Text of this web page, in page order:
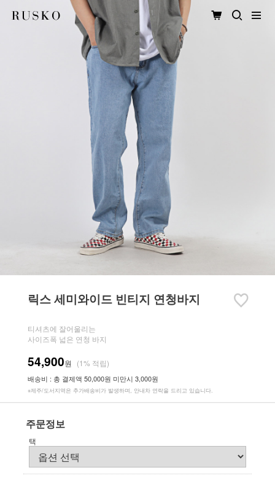
릭스 세미와이드 빈티지 연청바지
티셔츠에 잘어울리는
사이즈폭 넓은 연청 바지
54,900원 (1% 적립)
배송비 : 총 결제액 50,000원 미만시 3,000원
※제주/도서지역은 추가배송비가 발생하며, 안내차 연락을 드리고 있습니다.
주문정보
택